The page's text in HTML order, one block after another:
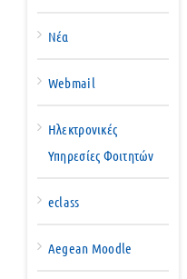
Νέα
Webmail
Ηλεκτρονικές
Υπηρεσίες Φοιτητών
eclass
Aegean Moodle